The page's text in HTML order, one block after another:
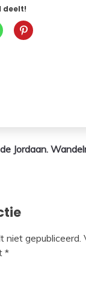
deelt!
Jordaan.
niet gepubliceerd.
*